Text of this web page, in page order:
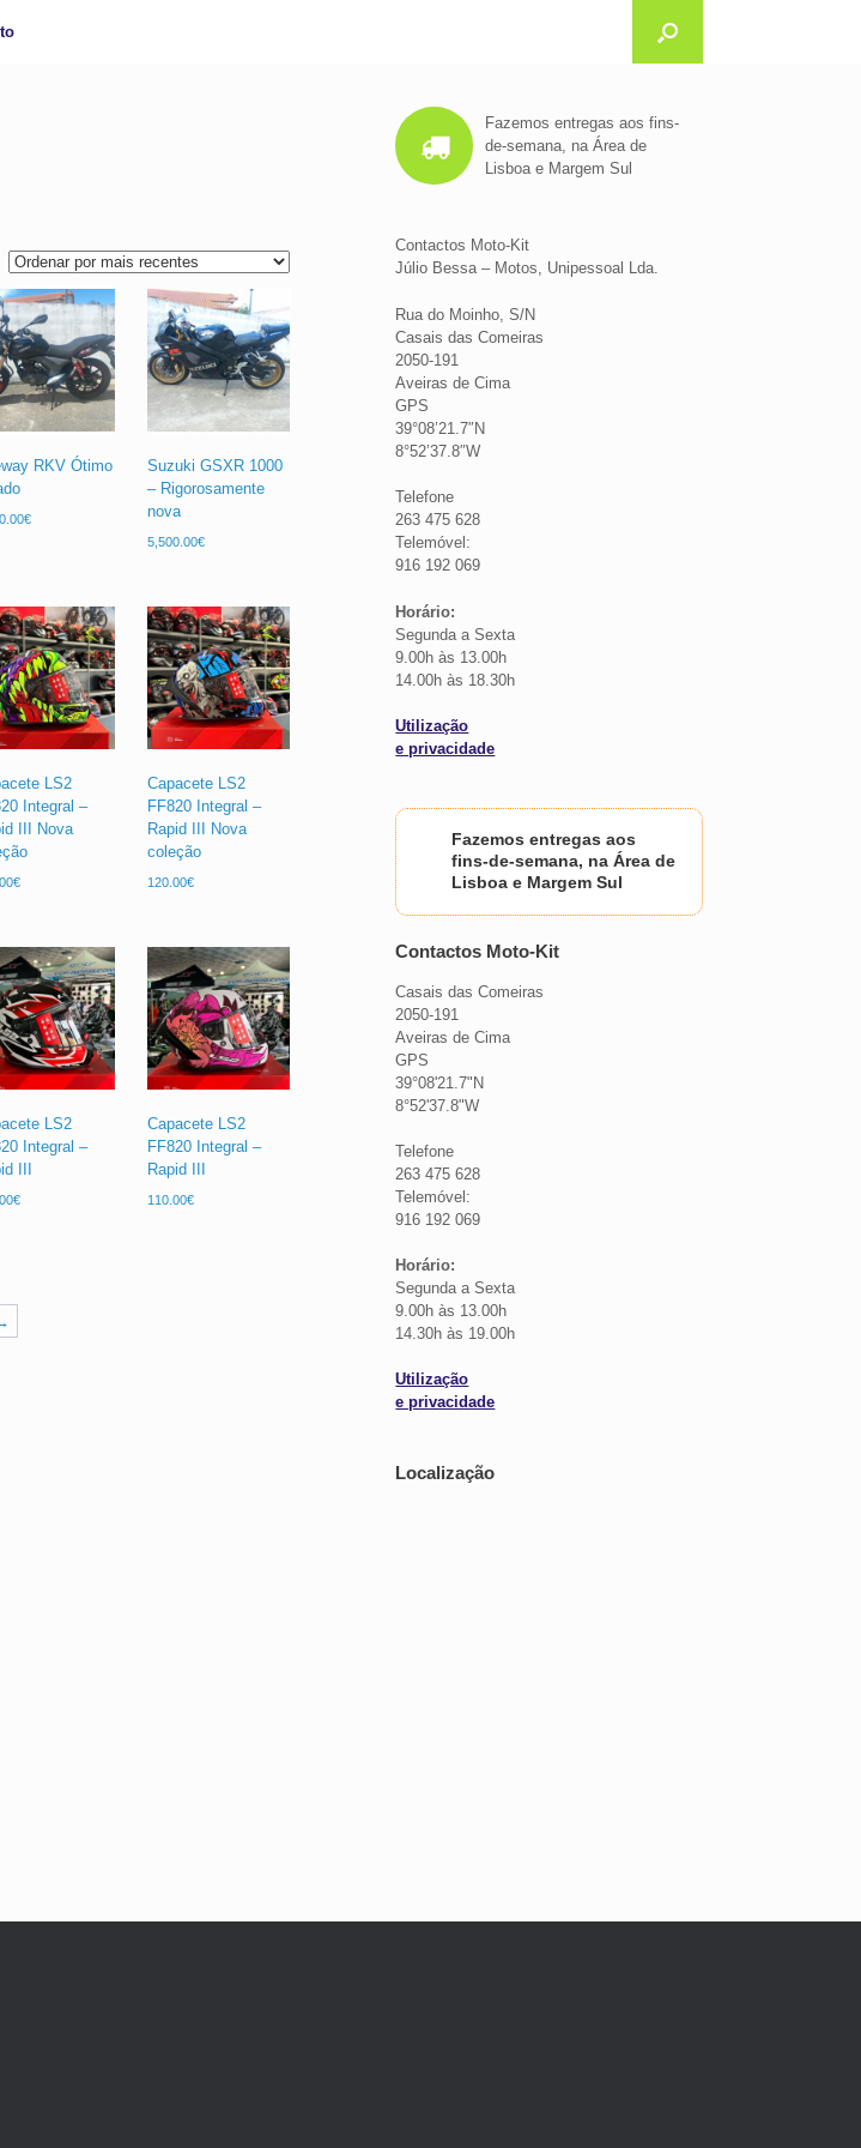
RKV Ótimo
€
Suzuki GSXR 1000
– Rigorosamente
nova
5,500.00€
LS2
Integral –
III Nova
€
Capacete LS2
FF820 Integral –
Rapid III Nova
coleção
120.00€
LS2
Integral –
III
€
Capacete LS2
FF820 Integral –
Rapid III
110.00€
Fazemos entregas aos fins-
de-semana, na Área de
Lisboa e Margem Sul
Contactos Moto-Kit
Júlio Bessa – Motos, Unipessoal Lda.
Rua do Moinho, S/N
Casais das Comeiras
2050-191
Aveiras de Cima
GPS
39°08’21.7″N
8°52’37.8″W
Telefone
263 475 628
Telemóvel:
916 192 069
Horário:
Segunda a Sexta
9.00h às 13.00h
14.00h às 18.30h
Utilização
e privacidade
Fazemos entregas aos
fins-de-semana, na Área de
Lisboa e Margem Sul
Contactos Moto-Kit
Casais das Comeiras
2050-191
Aveiras de Cima
GPS
39°08'21.7"N
8°52'37.8"W
Telefone
263 475 628
Telemóvel:
916 192 069
Horário:
Segunda a Sexta
9.00h às 13.00h
14.30h às 19.00h
Utilização
e privacidade
Localização